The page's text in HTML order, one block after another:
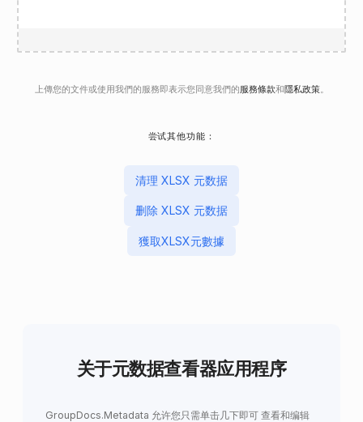
上傳您的文件或使用我們的服務即表示您同意我們的服務條款和隱私政策。
尝试其他功能：
清理 XLSX 元数据
删除 XLSX 元数据
獲取XLSX元數據
关于元数据查看器应用程序
GroupDocs.Metadata 允许您只需单击几下即可 查看和编辑